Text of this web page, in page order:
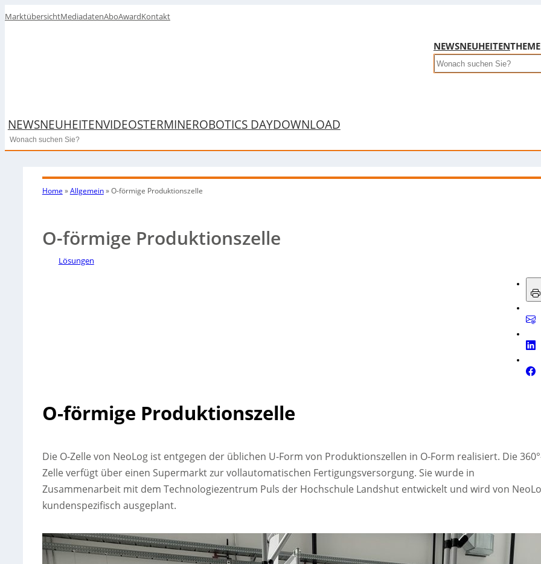
MarktübersichtMediadatenAboAwardKontakt
NEWSNEUHEITEN
Search
NEWSNEUHEITENVIDEOSTERMINEROBOTICS DAYDOWNLOAD
Search
Home »Allgemein»O-förmige Produktionszelle
O-förmige Produktionszelle
Lösungen
O-förmige Produktionszelle
Die O-Zelle von NeoLog ist entgegen der üblichen U-Form von Produktionszellen in O-Form realisiert. Die
Zelle verfügt über einen Supermarkt zur vollautomatischen Fertigungsversorgung. Sie wurde in
Zusammenarbeit mit dem Technologiezentrum Puls der Hochschule Landshut entwickelt und wird von
kundenspezifisch ausgeplant.